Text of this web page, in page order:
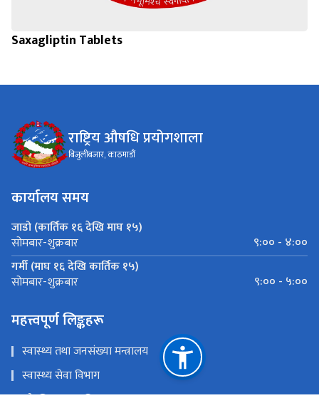
Saxagliptin Tablets
राष्ट्रिय औषधि प्रयोगशाला
बिजुलीबजार, काठमाडौं
कार्यालय समय
जाडो (कार्तिक १६ देखि माघ १५)
सोमबार-शुक्रबार
९:०० - ४:००
गर्मी (माघ १६ देखि कार्तिक १५)
सोमबार-शुक्रबार ९:०० - ५:००
महत्त्वपूर्ण लिङ्कहरू
स्वास्थ्य तथा जनसंख्या मन्त्रालय
स्वास्थ्य सेवा विभाग